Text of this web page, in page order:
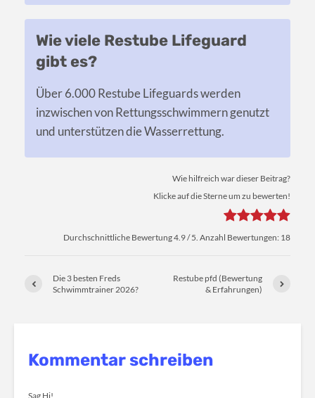
Wie viele Restube Lifeguard
gibt es?
Über 6.000 Restube Lifeguards werden
inzwischen von Rettungsschwimmern genutzt
und unterstützen die Wasserrettung.
Wie hilfreich war dieser Beitrag?
Klicke auf die Sterne um zu bewerten!
Durchschnittliche Bewertung4.9/ 5. Anzahl Bewertungen: 18
Die 3 besten Freds
Schwimmtrainer 2026?
Restube pfd (Bewertung
& Erfahrungen)
Kommentar schreiben
Sag Hi!